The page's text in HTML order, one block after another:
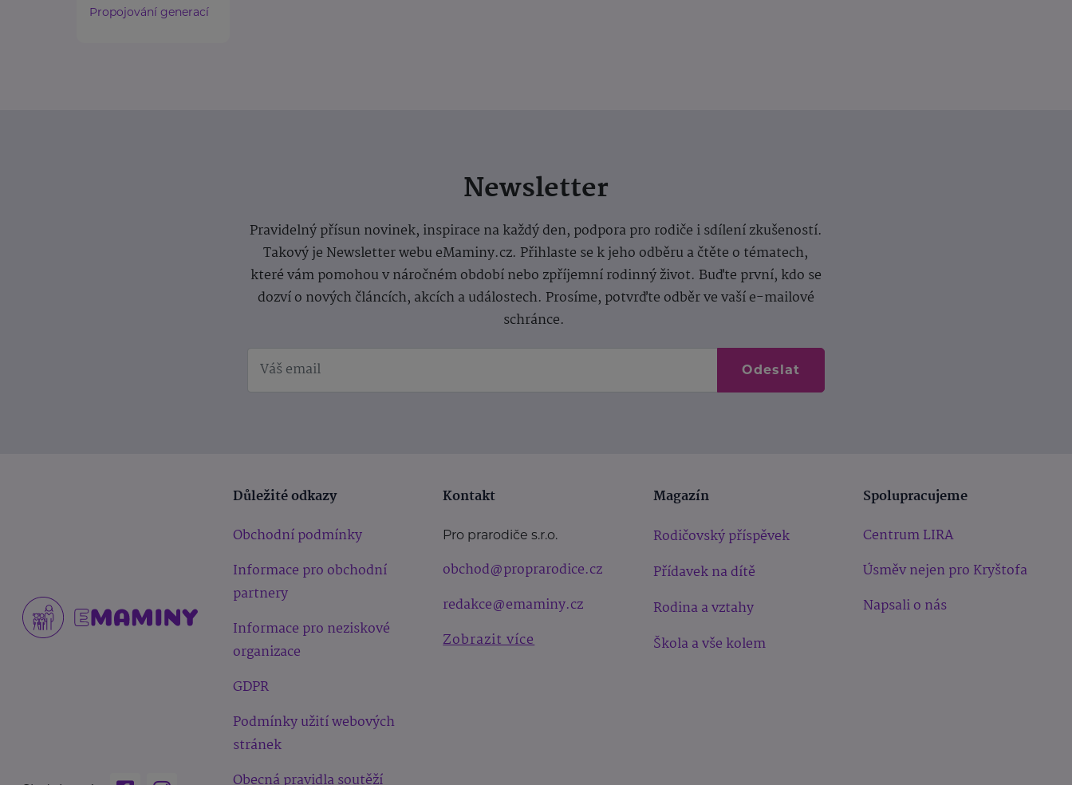
Propojování generací
Newsletter
Pravidelný přísun novinek, inspirace na každý den, podpora pro rodiče i sdílení zkušeností.
Takový je Newsletter webu eMaminy.cz. Přihlaste se k jeho odběru a čtěte o tématech,
které vám pomohou v náročném období nebo zpříjemní rodinný život. Buďte první, kdo se
dozví o nových článcích, akcích a událostech. Prosíme, potvrďte odběr ve vaší e-mailové
schránce.
Odeslat
Důležité odkazy
Obchodní podmínky
Informace pro obchodní
partnery
Informace pro neziskové
organizace
GDPR
Podmínky užití webových
stránek
Obecná pravidla soutěží
Kontakt
Pro prarodiče s.r.o.
obchod@proprarodice.cz
redakce@emaminy.cz
Zobrazit více
Magazín
Rodičovský příspěvek
Přídavek na dítě
Rodina a vztahy
Škola a vše kolem
Spolupracujeme
Centrum LIRA
Úsměv nejen pro Kryštofa
Napsali o nás